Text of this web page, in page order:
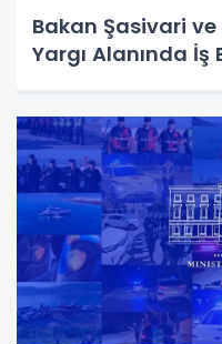
Bakan Şasivari
Yargı Alanında İş